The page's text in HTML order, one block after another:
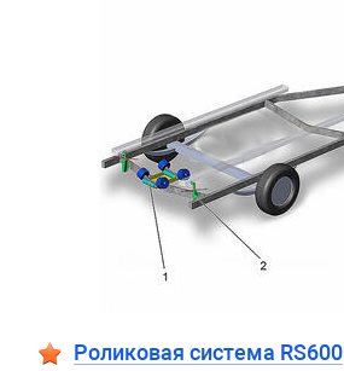
Роликовая система RS600